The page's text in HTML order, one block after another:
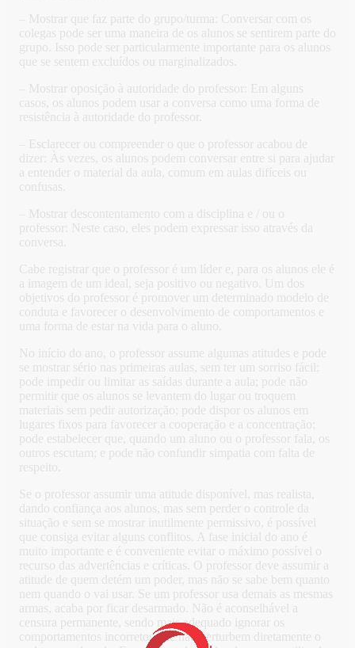
– Mostrar que faz parte do grupo/turma: Conversar com os
colegas pode ser uma maneira de os alunos se sentirem parte do
grupo. Isso pode ser particularmente importante para os alunos
que se sentem excluídos ou marginalizados.
– Mostrar oposição à autoridade do professor: Em alguns
casos, os alunos podem usar a conversa como uma forma de
resistência à autoridade do professor.
– Esclarecer ou compreender o que o professor acabou de
dizer: Às vezes, os alunos podem conversar entre si para ajudar
a entender o material da aula, comum em aulas difíceis ou
confusas.
– Mostrar descontentamento com a disciplina e / ou o
professor: Neste caso, eles podem expressar isso através da
conversa.
Cabe registrar que o professor é um líder e, para os alunos ele é
a imagem de um ideal, seja positivo ou negativo. Um dos
objetivos do professor é promover um determinado modelo de
conduta e favorecer o desenvolvimento de comportamentos e
uma forma de estar na vida para o aluno.
No início do ano, o professor assume algumas atitudes e pode
se mostrar sério nas primeiras aulas, sem ter um sorriso fácil;
pode impedir ou limitar as saídas durante a aula; pode não
permitir que os alunos se levantem do lugar ou troquem
materiais sem pedir autorização; pode dispor os alunos em
lugares fixos para favorecer a cooperação e a concentração;
pode estabelecer que, quando um aluno ou o professor fala, os
outros escutam; e pode não confundir simpatia com falta de
respeito.
Se o professor assumir uma atitude disponível, mas realista,
dando confiança aos alunos, mas sem perder o controle da
situação e sem se mostrar inutilmente permissivo, é possível
que consiga evitar alguns conflitos. A fase inicial do ano é
muito importante e é conveniente evitar o máximo possível o
recurso das advertências e críticas. O professor deve assumir a
atitude de quem detém um poder, mas não se sabe bem quanto
nem quando o vai usar. Se um professor usa demais as mesmas
armas, acaba por ficar desarmado. Não é aconselhável a
censura permanente, sendo mais adequado ignorar os
comportamentos incorretos que não perturbem diretamente o